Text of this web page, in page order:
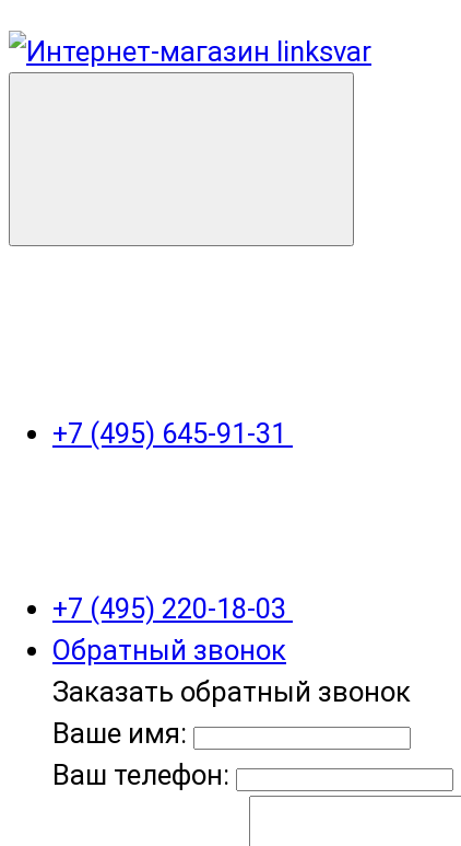
+7 (495) 645-91-31
+7 (495) 220-18-03
Обратный звонок
Заказать обратный звонок
Ваше имя:
Ваш телефон: